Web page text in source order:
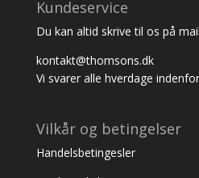
Kundeservice
Du kan altid skrive til os på
kontakt@thomsons.dk
Vi svarer alle hverdage
Vilkår og betingelser
Handelsbetingesler